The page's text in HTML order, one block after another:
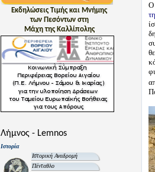
Εκδηλώσεις Τιμής και Μνήμης
των Πεσόντων στη
Μάχη της Καλλίπολης
Λήμνος - Lemnos
Ιστορία
Ιστορική Αναδρομή
Πένταθλο
Ο